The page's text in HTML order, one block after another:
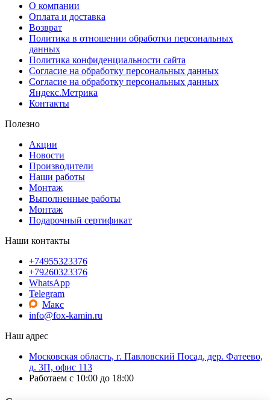
О компании
Оплата и доставка
Возврат
Политика в отношении обработки персональных
данных
Политика конфиденциальности сайта
Согласие на обработку персональных данных
Согласие на обработку персональных данных
Яндекс.Метрика
Контакты
Полезно
Акции
Новости
Производители
Наши работы
Монтаж
Выполненные работы
Монтаж
Подарочный сертификат
Наши контакты
+74955323376
+79260323376
WhatsApp
Telegram
Макс
info@fox-kamin.ru
Наш адрес
Московская область, г. Павловский Посад, дер. Фатеево,
д. 3П, офис 113
Работаем с 10:00 до 18:00